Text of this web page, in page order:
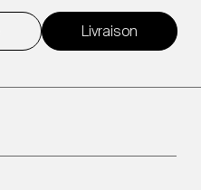
Livraison